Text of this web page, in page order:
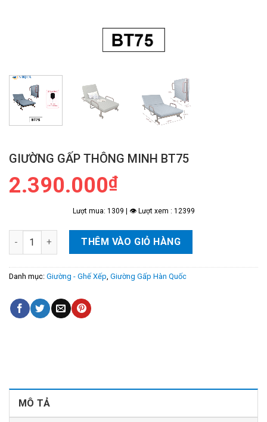
GIƯỜNG GẤP THÔNG MINH BT75
2.390.000₫
Lượt mua: 1309 | 👁 Lượt xem : 12399
Giường Gấp Thông Minh BT75 số lượng
THÊM VÀO GIỎ HÀNG
Danh mục: Giường - Ghế Xếp Giường Gấp Hàn Quốc
MÔ TẢ